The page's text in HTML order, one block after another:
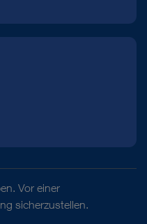
Vor einer
sicherzustellen.